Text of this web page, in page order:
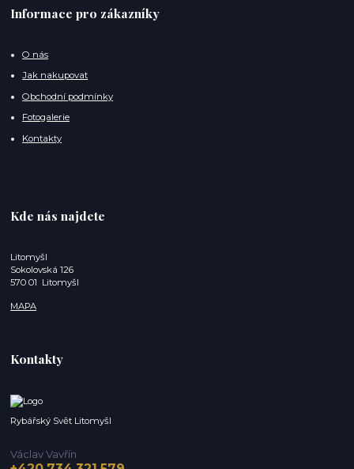
Informace pro zákazníky
O nás
Jak nakupovat
Obchodní podmínky
Fotogalerie
Kontakty
Kde nás najdete
Litomyšl
Sokolovská 126
570 01 Litomyšl
MAPA
Kontakty
Rybářský Svět Litomyšl
Václav Vavřín